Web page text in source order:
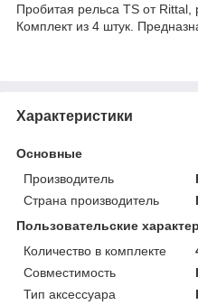
Пробитая рельса TS от
Комплект из 4 штук.
Характеристики
Основные
Производитель
Страна производитель
Пользовательские
Количество в комплекте
Совместимость
Тип аксессуара